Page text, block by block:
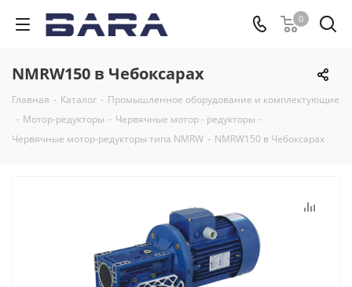
0
NMRW150 в Чебоксарах
Главная - Каталог - Промышленное оборудование и комплектующие
- Мотор-редукторы - Червячные мотор - редукторы -
Червячные мотор-редукторы типа NMRW - NMRW150 в Чебоксарах